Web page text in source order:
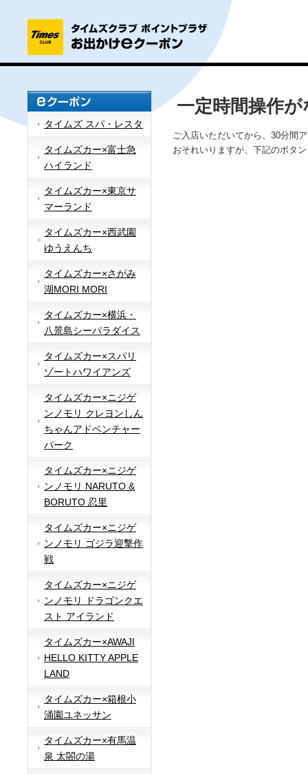
タイムズ スパ・レスタ
タイムズカー×富士急
ハイランド
タイムズカー×東京サ
マーランド
タイムズカー×西武園
ゆうえんち
タイムズカー×さがみ
湖MORI MORI
タイムズカー×横浜・
八景島シーパラダイス
タイムズカー×スパリ
ゾートハワイアンズ
タイムズカー×ニジゲ
ンノモリ クレヨンしん
ちゃんアドベンチャー
パーク
タイムズカー×ニジゲ
ンノモリ NARUTO &
BORUTO 忍里
タイムズカー×ニジゲ
ンノモリ ゴジラ迎撃作
戦
タイムズカー×ニジゲ
ンノモリ ドラゴンクエ
スト アイランド
タイムズカー×AWAJI
HELLO KITTY APPLE
LAND
タイムズカー×箱根小
涌園ユネッサン
タイムズカー×有馬温
泉 太閤の湯
一定時間操作
ご入店いただいてから、30分間
おそれいりますが、下記のボタ